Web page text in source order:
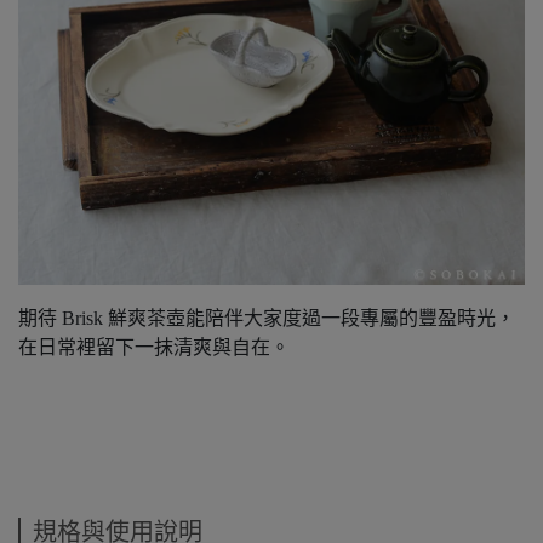
期待 Brisk 鮮爽茶壺能陪伴大家度過一段專屬的豐盈時光，
在日常裡留下一抹清爽與自在。
規格與使用說明